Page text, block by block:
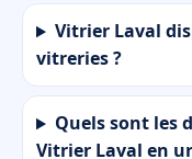
Vitrier Laval
vitreries ?
Quels sont les
Vitrier Laval en